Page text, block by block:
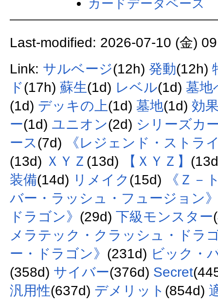
カードデータベース
Last-modified: 2026-07-10 (金)
Link: サルベージ(12h) 発動(12h)
ド(17h) 蘇生(1d) レベル(1d) 墓地
(1d) デッキの上(1d) 墓地(1d) 効
ー(1d) ユニオン(2d) シリーズカ
ース(7d)
《レジェンド・ストラ
(13d) ＸＹＺ (13d) 【ＸＹＺ】
装備(14d) リメイク (15d)
《Ｚ－
バー・ラッシュ・フュージョン
ドラゴン》 (29d) 下級モンスター
メラテック・クラッシュ・ドラ
ー・ドラゴン》 (231d) ビック・
(358d) サイバー(376d) Secret
汎用性(637d) デメリット (854d)